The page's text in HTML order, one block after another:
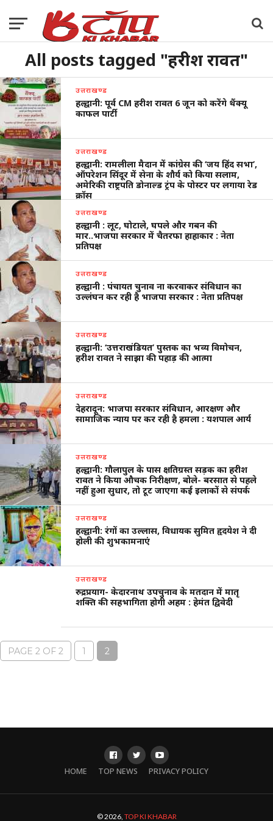
All posts tagged "हरीश रावत"
उत्तराखण्ड
हल्द्वानी: पूर्व CM हरीश रावत 6 जून को करेंगे थैंक्यू
काफल पार्टी
उत्तराखण्ड
हल्द्वानी: रामलीला मैदान में कांग्रेस की ‘जय हिंद सभा’,
ऑपरेशन सिंदूर में सेना के शौर्य को किया सलाम,
अमेरिकी राष्ट्रपति डोनाल्ड ट्रंप के पोस्टर पर लगाया रेड
क्रॉस
उत्तराखण्ड
हल्द्वानी : लूट, घोटाले, घपले और गबन की
मार..भाजपा सरकार में चैतरफा हाहाकार : नेता
प्रतिपक्ष
उत्तराखण्ड
हल्द्वानी : पंचायत चुनाव ना करवाकर संविधान का
उल्लंघन कर रही है भाजपा सरकार : नेता प्रतिपक्ष
उत्तराखण्ड
हल्द्वानी: ‘उत्तराखंडियत’ पुस्तक का भव्य विमोचन,
हरीश रावत ने साझा की पहाड़ की आत्मा
उत्तराखण्ड
देहरादून: भाजपा सरकार संविधान, आरक्षण और
सामाजिक न्याय पर कर रही है हमला : यशपाल आर्य
उत्तराखण्ड
हल्द्वानी: गौलापुल के पास क्षतिग्रस्त सड़क का हरीश
रावत ने किया औचक निरीक्षण, बोले- बरसात से पहले
नहीं हुआ सुधार, तो टूट जाएगा कई इलाकों से संपर्क
उत्तराखण्ड
हल्द्वानी: रंगों का उल्लास, विधायक सुमित हृदयेश ने दी
होली की शुभकामनाएं
उत्तराखण्ड
रुद्रप्रयाग- केदारनाथ उपचुनाव के मतदान में मातृ
शक्ति की सहभागिता होगी अहम : हेमंत द्विवेदी
PAGE 2 OF 2 1 2
HOME TOP NEWS PRIVACY POLICY
© 2026, TOP KI KHABAR